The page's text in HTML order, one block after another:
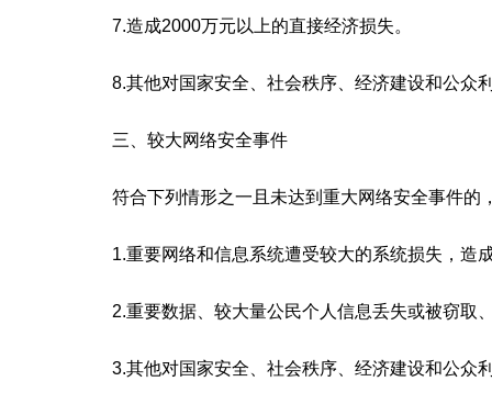
7.造成2000万元以上的直接经济损失。
8.其他对国家安全、社会秩序、经济建设和公众
三、较大网络安全事件
符合下列情形之一且未达到重大网络安全事件的
1.重要网络和信息系统遭受较大的系统损失，造
2.重要数据、较大量公民个人信息丢失或被窃取
3.其他对国家安全、社会秩序、经济建设和公众